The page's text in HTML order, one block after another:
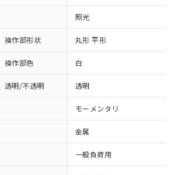
照光
操作部形状 丸形 平形
操作部色 白
透明/不透明 透明
モーメンタリ
金属
一般負荷用